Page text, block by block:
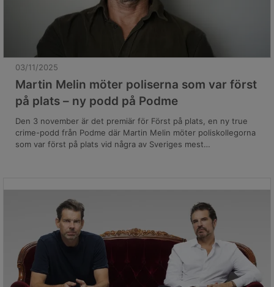
03/11/2025
Martin Melin möter poliserna som var först
på plats – ny podd på Podme
Den 3 november är det premiär för Först på plats, en ny true
crime-podd från Podme där Martin Melin möter poliskollegorna
som var först på plats vid några av Sveriges mest
larmet gick.